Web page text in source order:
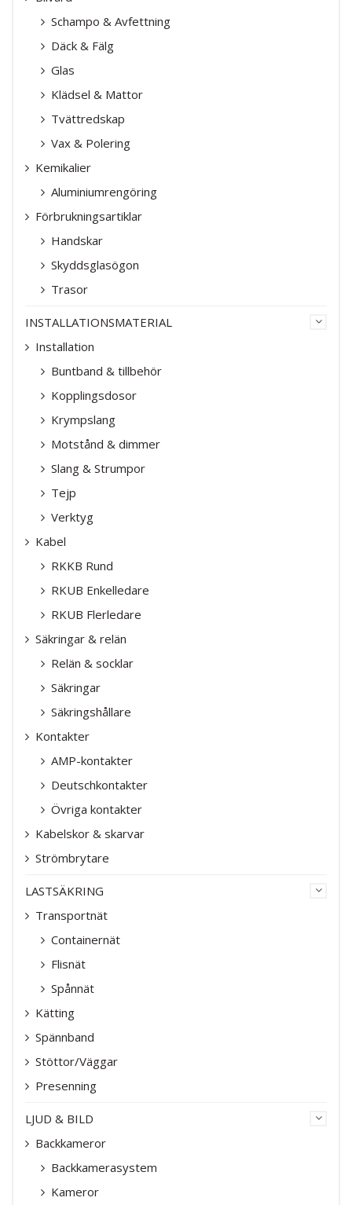
Schampo & Avfettning
Däck & Fälg
Glas
Klädsel & Mattor
Tvättredskap
Vax & Polering
Kemikalier
Aluminiumrengöring
Förbrukningsartiklar
Handskar
Skyddsglasögon
Trasor
INSTALLATIONSMATERIAL
Installation
Buntband & tillbehör
Kopplingsdosor
Krympslang
Motstånd & dimmer
Slang & Strumpor
Tejp
Verktyg
Kabel
RKKB Rund
RKUB Enkelledare
RKUB Flerledare
Säkringar & relän
Relän & socklar
Säkringar
Säkringshållare
Kontakter
AMP-kontakter
Deutschkontakter
Övriga kontakter
Kabelskor & skarvar
Strömbrytare
LASTSÄKRING
Transportnät
Containernät
Flisnät
Spånnät
Kätting
Spännband
Stöttor/Väggar
Presenning
LJUD & BILD
Backkameror
Backkamerasystem
Kameror